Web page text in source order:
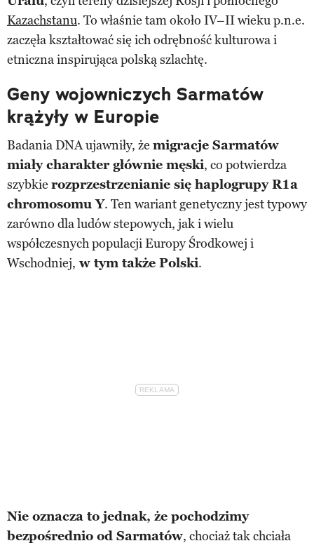
Kazachstanu. To właśnie tam około IV–II wieku p.n.e.
zaczęła kształtować się ich odrębność kulturowa i
etniczna inspirująca polską szlachtę.
Geny wojowniczych Sarmatów
krążyły w Europie
Badania DNA ujawniły, że migracje Sarmatów
miały charakter głównie męski, co potwierdza
szybkie rozprzestrzenianie się haplogrupy R1a
chromosomu Y. Ten wariant genetyczny jest typowy
zarówno dla ludów stepowych, jak i wielu
współczesnych populacji Europy Środkowej i
Wschodniej, w tym także Polski.
Nie oznacza to jednak, że pochodzimy
bezpośrednio od Sarmatów, chociaż tak chciała